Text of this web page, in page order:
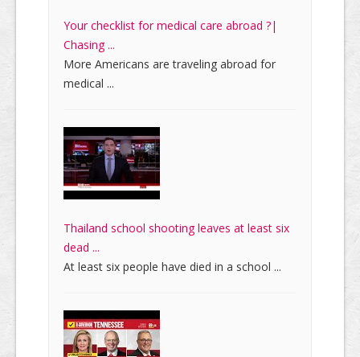
Your checklist for medical care abroad ?|
Chasing ...
More Americans are traveling abroad for
medical ...
Thailand school shooting leaves at least six
dead ...
At least six people have died in a school ...